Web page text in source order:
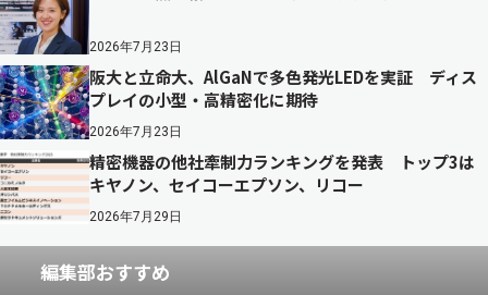
2026年7月23日
阪大と立命大、AlGaNで多色発光LEDを実証 ディス
プレイの小型・高精密化に期待
2026年7月23日
精密機器の他社牽制力ランキングを発表 トップ3は
キヤノン、セイコーエプソン、リコー
2026年7月29日
編集部おすすめ